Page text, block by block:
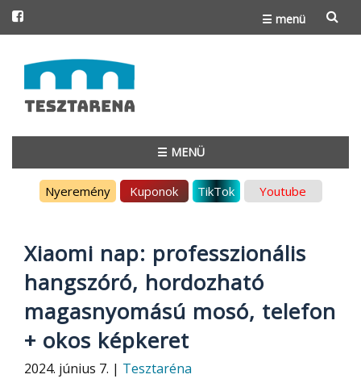
☰ menü
to
content
☰ MENÜ
Nyeremény Kuponok TikTok Youtube
Xiaomi nap: professzionális
hangszóró, hordozható
magasnyomású mosó, telefon
+ okos képkeret
2024. június 7. | Tesztaréna